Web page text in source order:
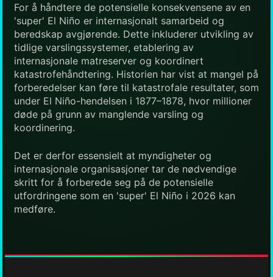
For å håndtere de potensielle konsekvensene av en
'super' El Niño er internasjonalt samarbeid og
beredskap avgjørende. Dette inkluderer utvikling av
tidlige varslingssystemer, etablering av
internasjonale matreserver og koordinert
katastrofehåndtering. Historien har vist at mangel på
forberedelser kan føre til katastrofale resultater, som
under El Niño-hendelsen i 1877–1878, hvor millioner
døde på grunn av manglende varsling og
koordinering.
Det er derfor essensielt at myndigheter og
internasjonale organisasjoner tar de nødvendige
skritt for å forberede seg på de potensielle
utfordringene som en 'super' El Niño i 2026 kan
medføre.